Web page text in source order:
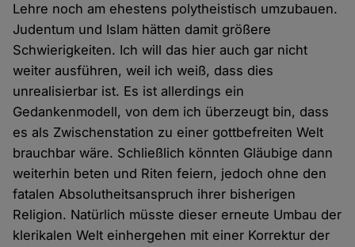
Lehre noch am ehestens polytheistisch umzubauen.
Judentum und Islam hätten damit größere
Schwierigkeiten. Ich will das hier auch gar nicht
weiter ausführen, weil ich weiß, dass dies
unrealisierbar ist. Es ist allerdings ein
Gedankenmodell, von dem ich überzeugt bin, dass
es als Zwischenstation zu einer gottbefreiten Welt
brauchbar wäre. Schließlich könnten Gläubige dann
weiterhin beten und Riten feiern, jedoch ohne den
fatalen Absolutheitsanspruch ihrer bisherigen
Religion. Natürlich müsste dieser erneute Umbau der
klerikalen Welt einhergehen mit einer Korrektur der